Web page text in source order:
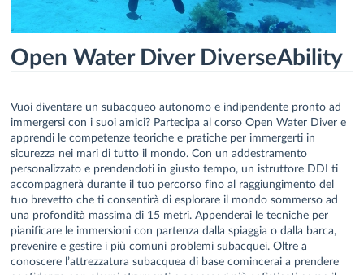
Open Water Diver DiverseAbility
Vuoi diventare un subacqueo autonomo e indipendente pronto ad
immergersi con i suoi amici? Partecipa al corso Open Water Diver e
apprendi le competenze teoriche e pratiche per immergerti in
sicurezza nei mari di tutto il mondo. Con un addestramento
personalizzato e prendendoti in giusto tempo, un istruttore DDI ti
accompagnerà durante il tuo percorso fino al raggiungimento del
tuo brevetto che ti consentirà di esplorare il mondo sommerso ad
una profondità massima di 15 metri. Appenderai le tecniche per
pianificare le immersioni con partenza dalla spiaggia o dalla barca,
prevenire e gestire i più comuni problemi subacquei. Oltre a
conoscere l’attrezzatura subacquea di base comincerai a prendere